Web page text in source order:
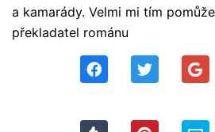
a kamarády. Velmi mi tím
překladatel románu